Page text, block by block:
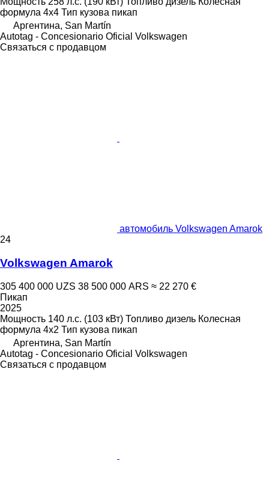
формула 4x4 Тип кузова пикап
Аргентина, San Martín
Autotag - Concesionario Oficial Volkswagen
Связаться с продавцом
автомобиль Volkswagen Amarok
24
Volkswagen Amarok
305 400 000 UZS 38 500 000 ARS ≈ 22 270 €
Пикап
2025
Мощность 140 л.с. (103 кВт) Топливо дизель Колесная
формула 4x2 Тип кузова пикап
Аргентина, San Martín
Autotag - Concesionario Oficial Volkswagen
Связаться с продавцом